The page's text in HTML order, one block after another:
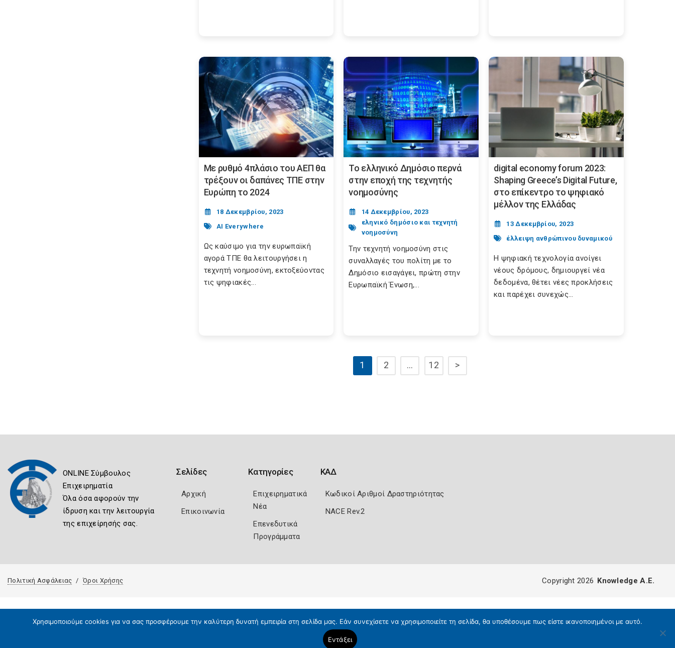
Με ρυθμό 4πλάσιο του ΑΕΠ θα
τρέξουν οι δαπάνες ΤΠΕ στην
Ευρώπη το 2024
18 Δεκεμβρίου, 2023
AI Everywhere
Ως καύσιμο για την ευρωπαϊκή
αγορά ΤΠΕ θα λειτουργήσει η
τεχνητή νοημοσύνη, εκτοξεύοντας
τις ψηφιακές...
Το ελληνικό Δημόσιο περνά
στην εποχή της τεχνητής
νοημοσύνης
14 Δεκεμβρίου, 2023
εληνικό δημόσιο και τεχνητή
νοημοσύνη
Την τεχνητή νοημοσύνη στις
συναλλαγές του πολίτη με το
Δημόσιο εισαγάγει, πρώτη στην
Ευρωπαϊκή Ένωση,...
digital economy forum 2023:
Shaping Greece’s Digital Future,
στο επίκεντρο το ψηφιακό
μέλλον της Ελλάδας
13 Δεκεμβρίου, 2023
έλλειψη ανθρώπινου δυναμικού
Η ψηφιακή τεχνολογία ανοίγει
νέους δρόμους, δημιουργεί νέα
δεδομένα, θέτει νέες προκλήσεις
και παρέχει συνεχώς...
1 2 … 12 >
ONLINE Σύμβουλος
Επιχειρηματία
Όλα όσα αφορούν την
ίδρυση και την λειτουργία
της επιχείρησής σας.
Σελίδες
Αρχική
Επικοινωνία
Κατηγορίες
Επιχειρηματικά
Νέα
Επενεδυτικά
Προγράμματα
ΚΑΔ
Κωδικοί Αριθμοί Δραστηριότητας
NACE Rev.2
Πολιτική Ασφάλειας Όροι Χρήσης
Χρησιμοποιούμε cookies για να σας προσφέρουμε την καλύτερη δυνατή εμπειρία στη σελίδα μας. Εάν συνεχίσετε να χρησιμοποιείτε τη σελίδα, θα υποθέσουμε πως είστε ικανοποιημένοι με αυτό.
Εντάξει
Copyright 2026 Knowledge A.E.